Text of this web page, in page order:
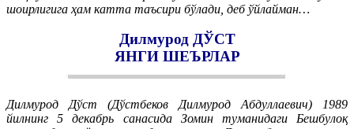
шоирлигига ҳам катта таъсири бўлади, деб ўйлайман…
Дилмурод ДЎСТ
ЯНГИ ШЕЪРЛАР
Дилмурод Дўст (Дўстбеков Дилмурод Абдуллаевич) 1989
йилнинг 5 декабрь санасида Зомин туманидаги Бешбулоқ